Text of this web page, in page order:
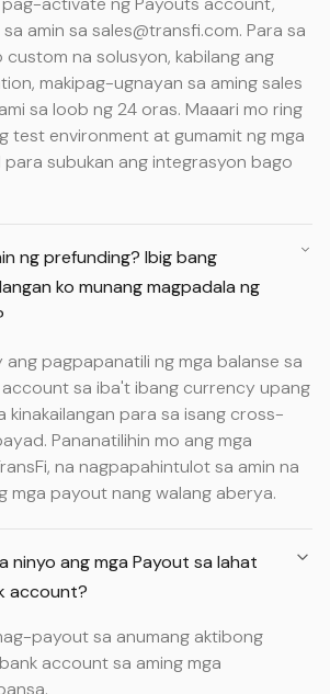
amin sa sales@transfi.com. Para sa
custom na solusyon, kabilang ang
makipag-ugnayan sa aming sales
sa loob ng 24 oras. Maaari mo ring
test environment at gumamit ng mga
subukan ang integrasyon bago
ng prefunding? Ibig bang
ko munang magpadala ng
pagpapanatili ng mga balanse sa
sa iba't ibang currency upang
kinakailangan para sa isang cross-
Pananatilihin mo ang mga
na nagpapahintulot sa amin na
mga payout nang walang aberya.
ninyo ang mga Payout sa lahat
account?
payout sa anumang aktibong
account sa aming mga